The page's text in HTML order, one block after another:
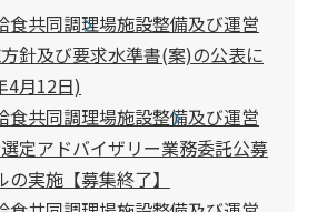
食共同調理場施設整備及び運営
針及び要求水準書(案)の公表に
4月12日)
食共同調理場施設整備及び運営
定アドバイザリー業務委託公募
実施【募集終了】